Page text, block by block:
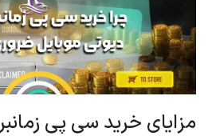
مزایای خرید سی پی